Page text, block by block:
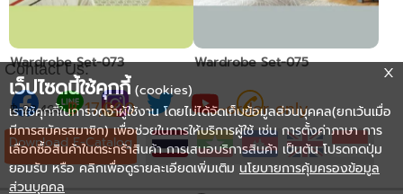
Wardrobe Set-073
฿ 23,400 ฿ 17,000
Wardrobe Set-075
Pre-order only
Contact Us:
Download E-Catalog
เว็ปไซดนี้ใช้คุกกี้ (cookies)
เราใช้คุกกี้ในการจดจำผู้ใช้งาน โดยไม่ได้จัดเก็บข้อมูลส่วนบุคคล(ยกเว้นเมื่อ
มีการสมัครสมาชิก) เพื่อช่วยในการให้บริการผู้ใช้ เช่น การตั้งค่าภาษา การ
เลือกซื้อสินค้าในตระกร้าสินค้า การเสนอบริการสินค้า เป็นต้น โปรดกดปุ่ม
ยอมรับ หรือ คลิกเพื่อดูรายละเอียดเพิ่มเติม นโยบายการคุ้มครองข้อมูล
ส่วนบุคคล